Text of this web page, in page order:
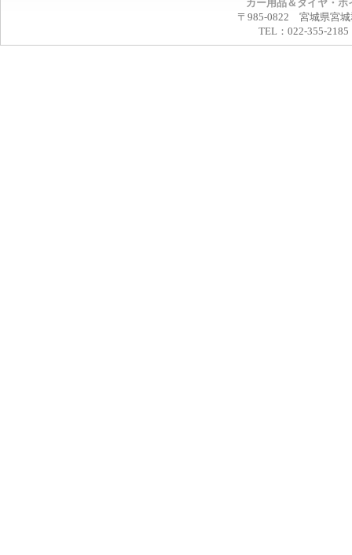
カー用品＆タイヤ・
〒985-0822 宮城県宮城
TEL：022-355-